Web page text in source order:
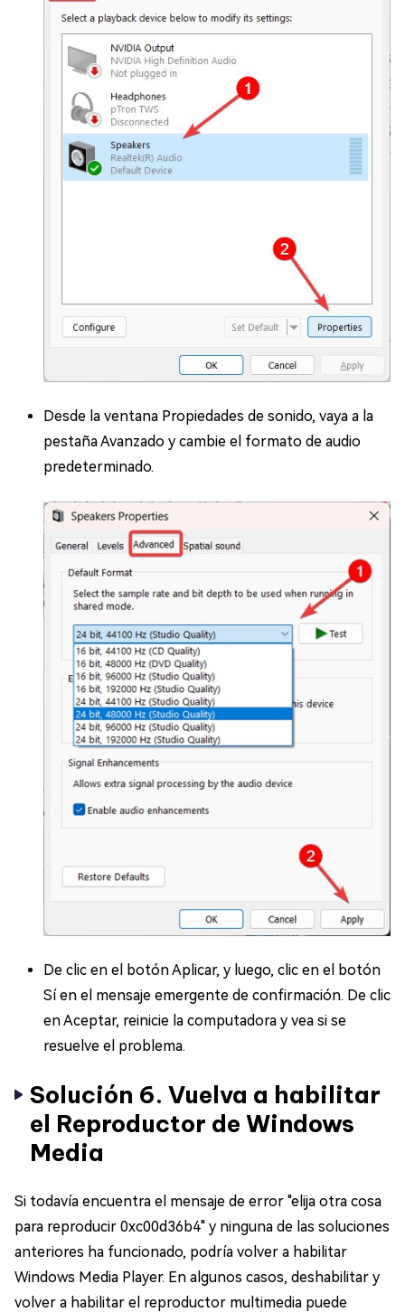
Desde la ventana Propiedades de sonido, vaya a la
pestaña Avanzado y cambie el formato de audio
predeterminado.
De clic en el botón Aplicar, y luego, clic en el botón
Sí en el mensaje emergente de confirmación. De clic
en Aceptar, reinicie la computadora y vea si se
resuelve el problema.
Solución 6. Vuelva a habilitar
el Reproductor de Windows
Media
Si todavía encuentra el mensaje de error "elija otra cosa
para reproducir 0xc00d36b4" y ninguna de las soluciones
anteriores ha funcionado, podría volver a habilitar
Windows Media Player. En algunos casos, deshabilitar y
volver a habilitar el reproductor multimedia puede